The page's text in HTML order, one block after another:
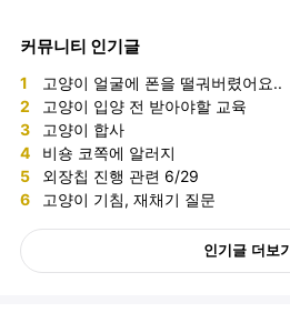
커뮤니티 인기글
1 고양이 얼굴에 폰을 떨궈버렸어요..
2 고양이 입양 전 받아야할 교육
3 고양이 합사
4 비숑 코쪽에 알러지
5 외장칩 진행 관련 6/29
6 고양이 기침, 재채기 질문
인기글 더보기